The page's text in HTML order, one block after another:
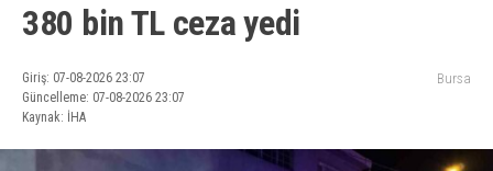
380 bin TL ceza yedi
Giriş: 07-08-2026 23:07
Güncelleme: 07-08-2026 23:07
Kaynak: İHA
Bursa